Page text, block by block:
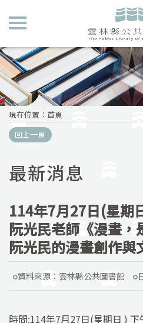
現在位置 ： 首頁
回上一頁
最新消息
114年7月27日(星期
阮光民老師《漫畫
阮光民的漫畫創作與
資料來源： 雲林縣公共圖書館
時間:114年7月27日(星期日 ) 下